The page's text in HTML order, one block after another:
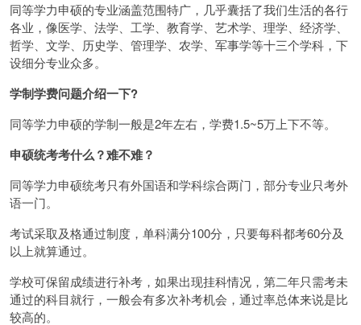
同等学力申硕的专业涵盖范围特广，几乎囊括了我们生活的各行
各业，像医学、法学、工学、教育学、艺术学、理学、经济学、
哲学、文学、历史学、管理学、农学、军事学等十三个学科，下
设细分专业众多。
学制学费问题介绍一下?
同等学力申硕的学制一般是2年左右，学费1.5~5万上下不等。
申硕统考考什么？难不难？
同等学力申硕统考只有外国语和学科综合两门，部分专业只考外
语一门。
考试采取及格通过制度，单科满分100分，只要每科都考60分及
以上就算通过。
学校可保留成绩进行补考，如果出现挂科情况，第二年只需考未
通过的科目就行，一般会有多次补考机会，通过率总体来说是比
较高的。